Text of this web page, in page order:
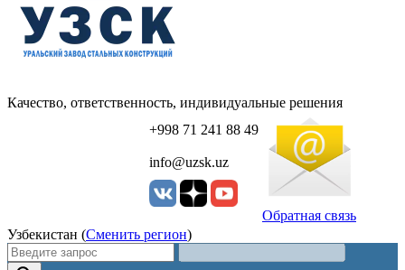
Качество, ответственность, индивидуальные решения
+998 71 241 88 49
info@uzsk.uz
Обратная связь
Узбекистан (Сменить регион)